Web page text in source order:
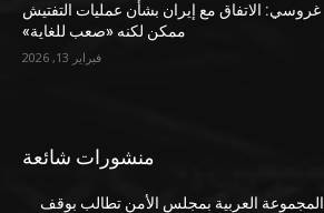
غروسي: الاتفاق مع إيران بشأن عمليات التفتيش
ممكن لكنه «صعب للغاية»
فبراير 13, 2026
منشورات شائعة
المجموعة العربية بمجلس الأمن تطالب بوقف